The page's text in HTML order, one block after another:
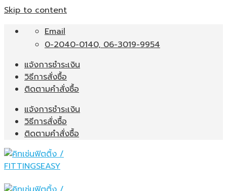
Skip to content
Email
0-2040-0140, 06-3019-9954
แจ้งการชำระเงิน
วิธีการสั่งซื้อ
ติดตามคำสั่งซื้อ
แจ้งการชำระเงิน
วิธีการสั่งซื้อ
ติดตามคำสั่งซื้อ